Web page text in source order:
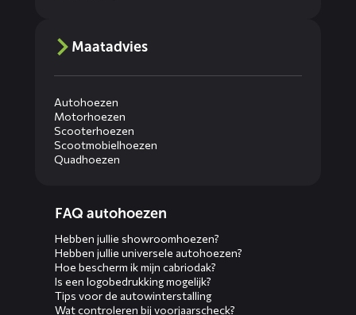
Maatadvies
Autohoezen
Motorhoezen
Scooterhoezen
Scootmobielhoezen
Quadhoezen
menusFAQ autohoezen
Hebben jullie showroomhoezen?
Hebben jullie universele autohoezen?
Hoe bescherm ik mijn cabriodak?
Is een logobedrukking mogelijk?
Tips voor de autowinterstalling
Wat controleren bij voorjaarscheck?